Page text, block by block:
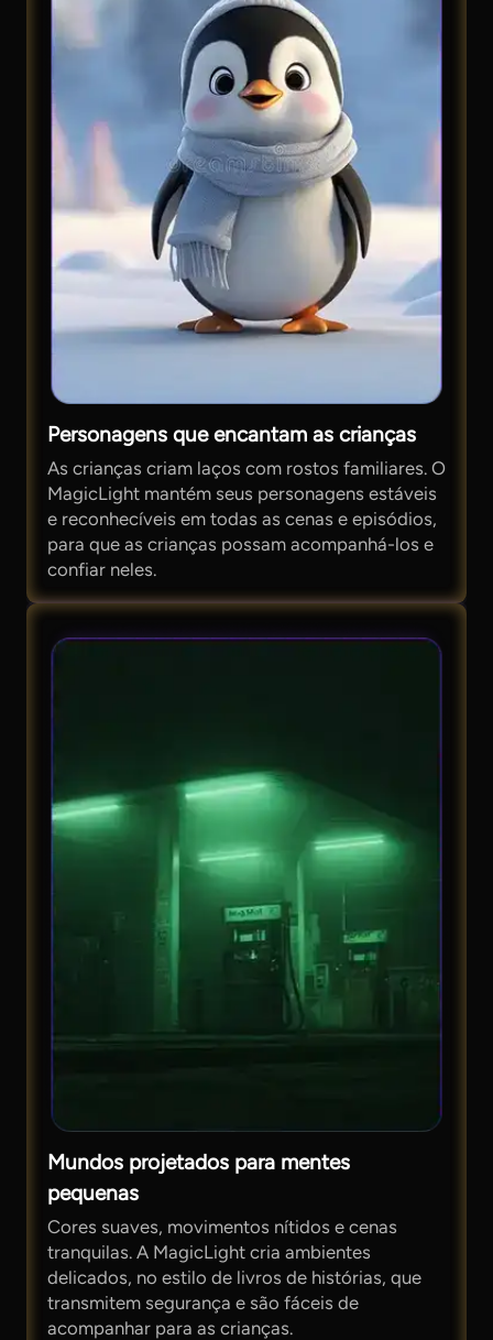
Personagens que encantam as crianças
As crianças criam laços com rostos familiares. O
MagicLight mantém seus personagens estáveis ​​
e reconhecíveis em todas as cenas e episódios,
para que as crianças possam acompanhá-los e
confiar neles.
Mundos projetados para mentes
pequenas
Cores suaves, movimentos nítidos e cenas
tranquilas. A MagicLight cria ambientes
delicados, no estilo de livros de histórias, que
transmitem segurança e são fáceis de
acompanhar para as crianças.